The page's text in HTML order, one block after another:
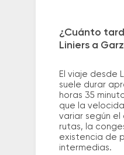
¿Cuánto
Liniers a
El viaje desde
suele durar
horas 35
que la
variar según
rutas, la
existencia de
intermedias.